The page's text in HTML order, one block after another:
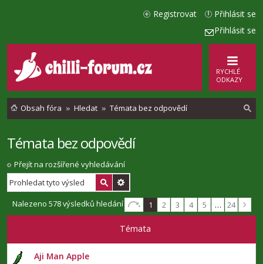
Přihlásit se
Přihlásit se
Registrovat
RYCHLÉ
ODKAZY
Obsah fóra Hledat Témata bez odpovědí
Témata bez odpovědí
Přejít na rozšířené vyhledávání
Nalezeno 578 výsledků hledání 1 2 3 4 5 … 24
Témata
Aji Man Apple